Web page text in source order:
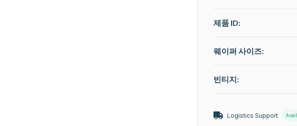
제품 ID:
웨이퍼 사이즈:
빈티지:
Logistics Support